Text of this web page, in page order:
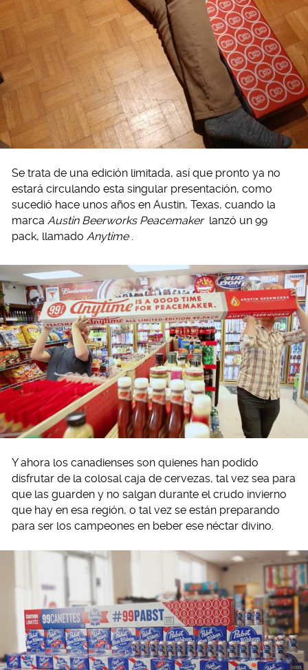
Se trata de una edición limitada, así que pronto ya no
estará circulando esta singular presentación, como
sucedió hace unos años en Austin, Texas, cuando la
marca Austin Beerworks Peacemaker lanzó un 99
pack, llamado Anytime
Y ahora los canadienses son quienes han podido
disfrutar de la colosal caja de cervezas, tal vez sea para
que las guarden y no salgan durante el crudo invierno
que hay en esa región, o tal vez se están preparando
para ser los campeones en beber ese néctar divino.